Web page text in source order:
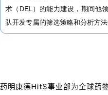
术（DEL）的能力建设，期间他
队开发专属的筛选策略和分析方
药明康德HitS事业部为全球药